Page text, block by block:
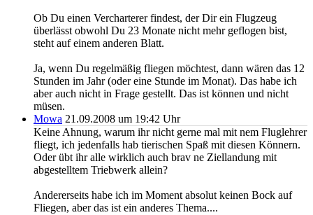
Ob Du einen Vercharterer findest, der Dir ein Flugzeug
überlässt obwohl Du 23 Monate nicht mehr geflogen bist,
steht auf einem anderen Blatt.
Ja, wenn Du regelmäßig fliegen möchtest, dann wären das 12
Stunden im Jahr (oder eine Stunde im Monat). Das habe ich
aber auch nicht in Frage gestellt. Das ist können und nicht
müsen.
Mowa 21.09.2008 um 19:42 Uhr
Keine Ahnung, warum ihr nicht gerne mal mit nem Fluglehrer
fliegt, ich jedenfalls hab tierischen Spaß mit diesen Könnern.
Oder übt ihr alle wirklich auch brav ne Ziellandung mit
abgestelltem Triebwerk allein?
Andererseits habe ich im Moment absolut keinen Bock auf
Fliegen, aber das ist ein anderes Thema....